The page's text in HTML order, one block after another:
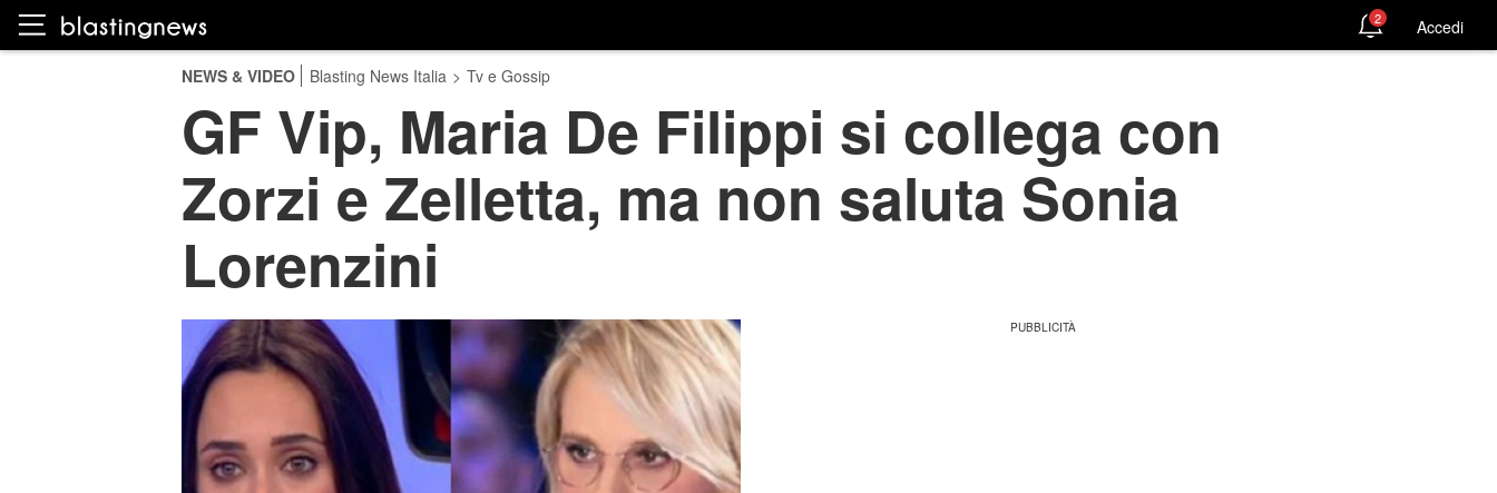
2 Accedi
NEWS & VIDEO Blasting News Italia > Tv e Gossip
GF Vip, Maria De Filippi si collega con
Zorzi e Zelletta, ma non saluta Sonia
Lorenzini